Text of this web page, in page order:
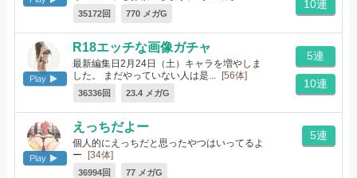
35172回 770 メガG
10連
Play
R18エッチな画像ガチャ
最新編集日2月24日（土）キャラを増やしま
した。 まだやっていない人は是...
[56体]
36336回 23.4 メガG
5連
10連
Play
えっちだよー
個人的にえっちだと思ったやつはいってるよ
ー
[34体]
36994回 77 メガG
5連